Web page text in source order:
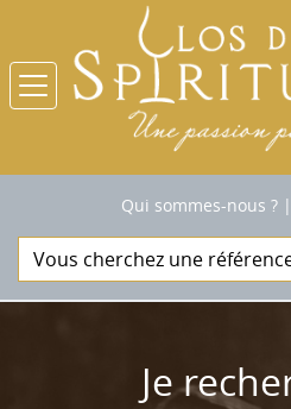
Qui sommes-nous ? |
Je